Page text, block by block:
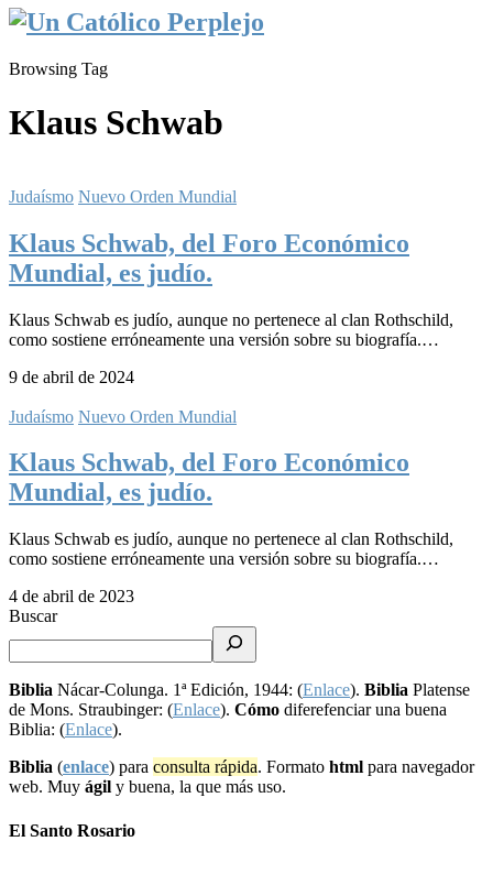
Browsing Tag
Klaus Schwab
Judaísmo Nuevo Orden Mundial
Klaus Schwab, del Foro Económico
Mundial, es judío.
Klaus Schwab es judío, aunque no pertenece al clan Rothschild,
como sostiene erróneamente una versión sobre su biografía.…
9 de abril de 2024
Judaísmo Nuevo Orden Mundial
Klaus Schwab, del Foro Económico
Mundial, es judío.
Klaus Schwab es judío, aunque no pertenece al clan Rothschild,
como sostiene erróneamente una versión sobre su biografía.…
4 de abril de 2023
Buscar
Biblia Nácar-Colunga. 1ª Edición, 1944: (Enlace). Biblia Platense
de Mons. Straubinger: (Enlace). Cómo diferefenciar una buena
Biblia: (Enlace).
Biblia (enlace) para consulta rápida. Formato html para navegador
web. Muy ágil y buena, la que más uso.
El Santo Rosario